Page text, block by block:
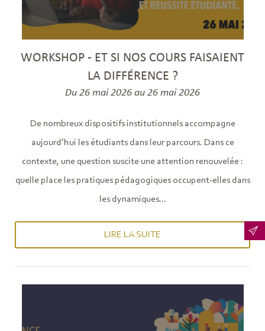
WORKSHOP - ET SI NOS COURS FAISAIENT
LA DIFFÉRENCE ?
Du 26 mai 2026 au 26 mai 2026
De nombreux dispositifs institutionnels accompagne
aujourd’hui les étudiants dans leur parcours. Dans ce
contexte, une question suscite une attention renouvelée :
quelle place les pratiques pédagogiques occupent-elles dans
les dynamiques...
LIRE LA SUITE